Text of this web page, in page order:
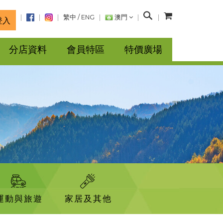
入 繁中 / ENG 澳門
搜
分店資料 會員特區 特價廣場
動與旅遊 家居及其他